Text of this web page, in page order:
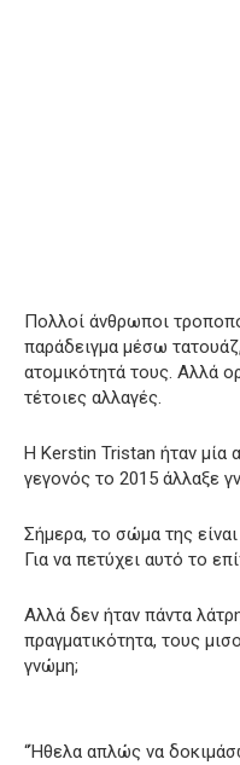
Πολλοί άνθρωποι
παράδειγμα μέσω
ατομικότητά τους. Αλλά
τέτοιες αλλαγές.
Η Kerstin Tristan ήταν μία
γεγονός το 2015 άλλαξε
Σήμερα, το σώμα της
Για να πετύχει αυτό το
Αλλά δεν ήταν πάντα
πραγματικότητα, τους
γνώμη;
“Ήθελα απλώς να